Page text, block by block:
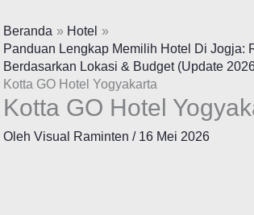
Beranda
Hotel
Panduan Lengkap Memilih Hotel Di Jogja:
Berdasarkan Lokasi & Budget (Update
Kotta GO Hotel Yogyakarta
Kotta GO Hotel
Oleh Visual Raminten / 16 Mei 2026